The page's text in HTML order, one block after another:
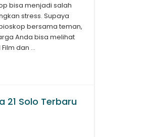
bisa menjadi salah
stress. Supaya
bersama teman,
Anda bisa melihat
dan …
21 Solo Terbaru